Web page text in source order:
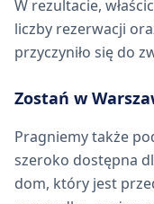
W rezultacie,
liczby rezerwacji
przyczyniło się do
Zostań w
Pragniemy także
szeroko dostępna
dom, który jest